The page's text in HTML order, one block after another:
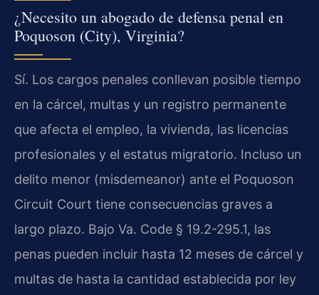
¿Necesito un abogado de defensa penal en
Poquoson (City), Virginia?
Sí. Los cargos penales conllevan posible tiempo
en la cárcel, multas y un registro permanente
que afecta el empleo, la vivienda, las licencias
profesionales y el estatus migratorio. Incluso un
delito menor (misdemeanor) ante el Poquoson
Circuit Court tiene consecuencias graves a
largo plazo. Bajo Va. Code § 19.2-295.1, las
penas pueden incluir hasta 12 meses de cárcel y
multas de hasta la cantidad establecida por ley